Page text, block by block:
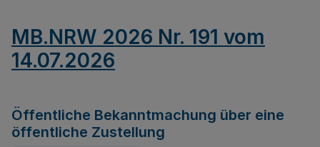
MB.NRW 2026 Nr. 191 vom
14.07.2026
Öffentliche Bekanntmachung über eine
öffentliche Zustellung